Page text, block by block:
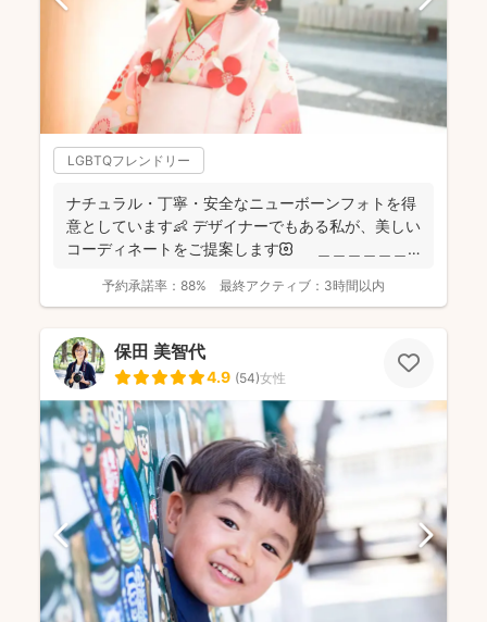
LGBTQフレンドリー
ナチュラル・丁寧・安全なニューボーンフォトを得
意としています👶 デザイナーでもある私が、美しい
コーディネートをご提案します🌼 ＿＿＿＿＿＿
予約承諾率： 88% 最終アクティブ： 3時間以内
保田 美智代
4.9 (54)女性